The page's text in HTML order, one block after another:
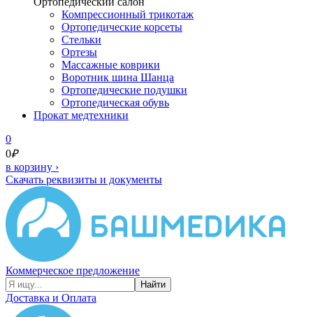
Компрессионный трикотаж
Ортопедические корсеты
Стельки
Ортезы
Массажные коврики
Воротник шина Шанца
Ортопедические подушки
Ортопедическая обувь
Прокат медтехники
0
0₽
в корзину ›
Скачать реквизиты и документы
Коммерческое предложение
Найти
Доставка и Оплата